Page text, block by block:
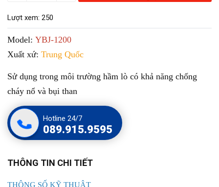
Lượt xem: 250
Model: YBJ-1200
Xuất xứ: Trung Quốc
Sử dụng trong môi trường hầm lò có khả năng chống
cháy nổ và bụi than
Hotline 24/7
089.915.9595
THÔNG TIN CHI TIẾT
THÔNG SỐ KỸ THUẬT